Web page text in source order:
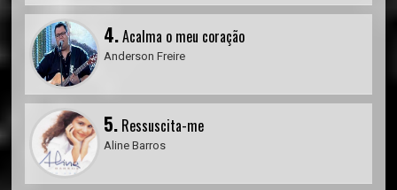
4.Acalma o meu coração
Anderson Freire
5. Ressuscita-me
Aline Barros